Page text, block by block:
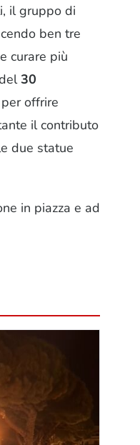
il gruppo di
ben tre
curare più
30
offrire
il contributo
due statue
in piazza e ad